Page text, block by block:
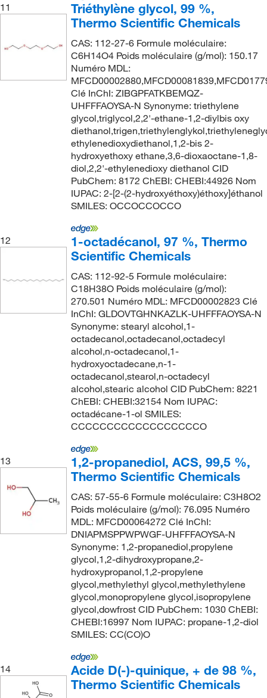
11
Triéthylène glycol, 99 %,
Thermo Scientific Chemicals
CAS: 112-27-6 Formule moléculaire:
C6H14O4 Poids moléculaire (g/mol): 150.17
Numéro MDL:
Clé InChI: ZIBGPFATKBEMQZ-
UHFFFAOYSA-N Synonyme: triethylene
glycol,triglycol,2,2'-ethane-1,2-diylbis oxy
ethylenedioxydiethanol,1,2-bis 2-
hydroxyethoxy ethane,3,6-dioxaoctane-1,8-
diol,2,2'-ethylenedioxy diethanol CID
PubChem: 8172 ChEBI: CHEBI:44926 Nom
IUPAC: 2-[2-(2-hydroxyéthoxy)éthoxy]éthanol
SMILES: OCCOCCOCCO
12
1-octadécanol, 97 %, Thermo
Scientific Chemicals
CAS: 112-92-5 Formule moléculaire:
C18H38O Poids moléculaire (g/mol):
270.501 Numéro MDL: MFCD00002823 Clé
InChI: GLDOVTGHNKAZLK-UHFFFAOYSA-N
Synonyme: stearyl alcohol,1-
octadecanol,octadecanol,octadecyl
alcohol,n-octadecanol,1-
hydroxyoctadecane,n-1-
octadecanol,stearol,n-octadecyl
alcohol,stearic alcohol CID PubChem: 8221
ChEBI: CHEBI:32154 Nom IUPAC:
octadécane-1-ol SMILES:
CCCCCCCCCCCCCCCCCCO
13
1,2-propanediol, ACS, 99,5 %,
Thermo Scientific Chemicals
CAS: 57-55-6 Formule moléculaire: C3H8O2
Poids moléculaire (g/mol): 76.095 Numéro
MDL: MFCD00064272 Clé InChI:
DNIAPMSPPWPWGF-UHFFFAOYSA-N
Synonyme: 1,2-propanediol,propylene
glycol,1,2-dihydroxypropane,2-
hydroxypropanol,1,2-propylene
glycol,methylethyl glycol,methylethylene
glycol,monopropylene glycol,isopropylene
glycol,dowfrost CID PubChem: 1030 ChEBI:
CHEBI:16997 Nom IUPAC: propane-1,2-diol
SMILES: CC(CO)O
14
Acide D(-)-quinique, + de 98 %,
Thermo Scientific Chemicals